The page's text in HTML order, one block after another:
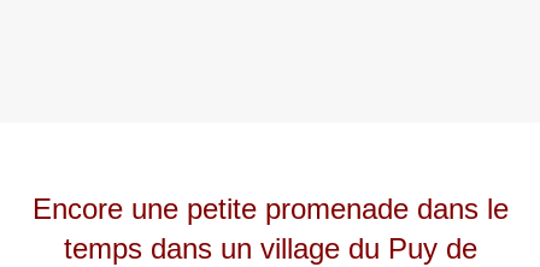
Encore une petite promenade dans le
temps dans un village du Puy de